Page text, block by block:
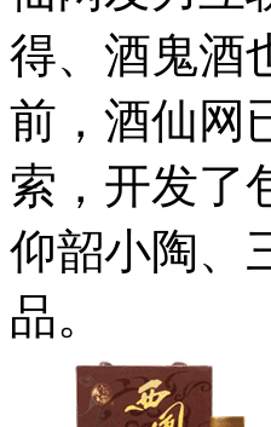
得、酒鬼酒
前，酒仙网
索，开发了
仰韶小陶、
品。